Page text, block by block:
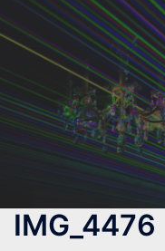
IMG_4476